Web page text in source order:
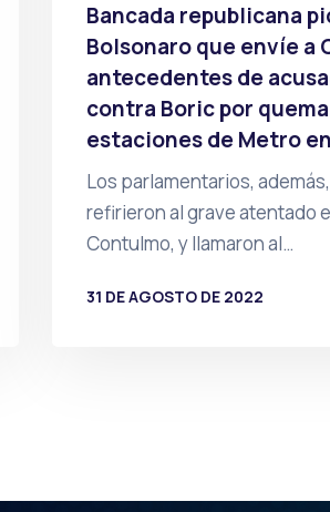
Bancada republicana
Bolsonaro que envíe a
antecedentes de
contra Boric por
estaciones de Metro
Los parlamentarios,
refirieron al grave atentado
Contulmo, y llamaron al…
31 DE AGOSTO DE 2022